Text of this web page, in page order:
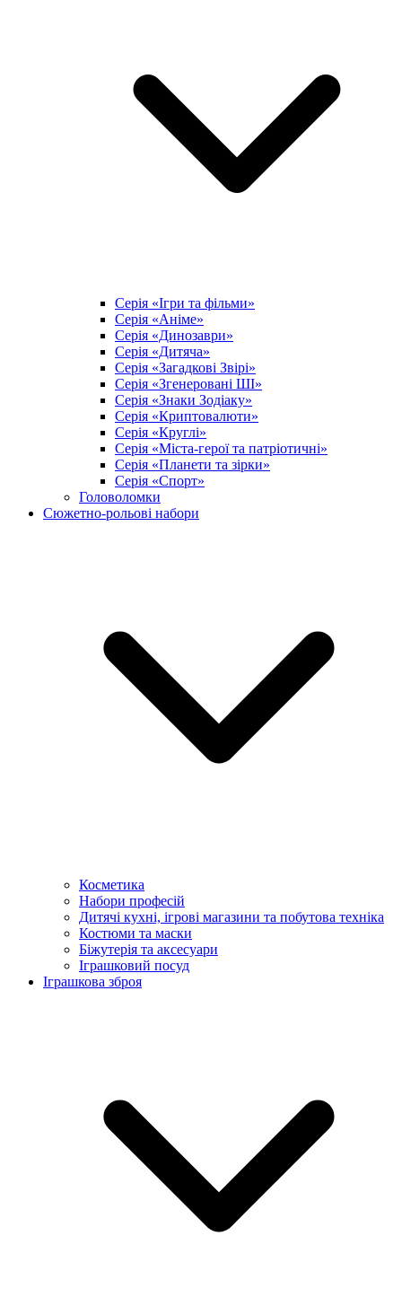
Серія «Ігри та фільми»
Серія «Аніме»
Серія «Динозаври»
Серія «Дитяча»
Серія «Загадкові Звірі»
Серія «Згенеровані ШІ»
Серія «Знаки Зодіаку»
Серія «Криптовалюти»
Серія «Круглі»
Серія «Міста-герої та патріотичні»
Серія «Планети та зірки»
Серія «Спорт»
Головоломки
Сюжетно-рольові набори
Косметика
Набори професій
Дитячі кухні, ігрові магазини та побутова техніка
Костюми та маски
Біжутерія та аксесуари
Іграшковий посуд
Іграшкова зброя